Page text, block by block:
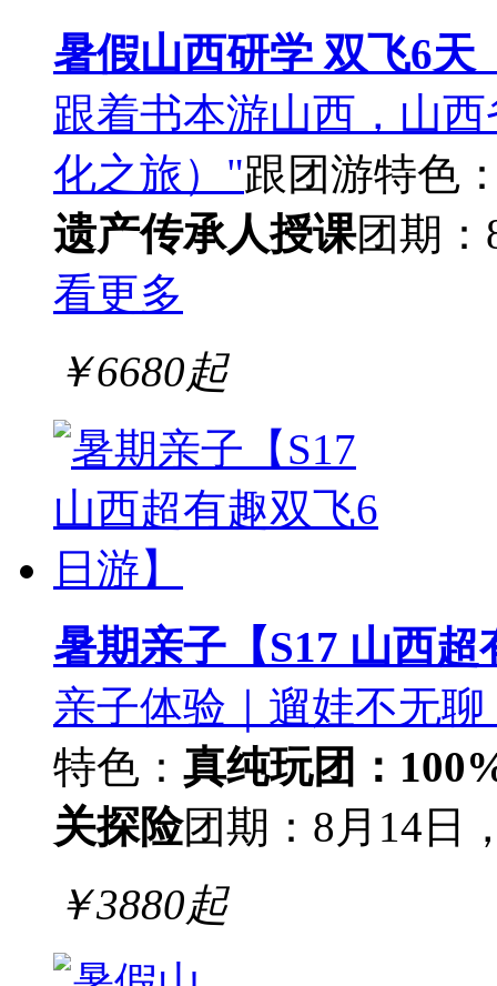
暑假山西研学 双飞6天
跟着书本游山西，山
化之旅）"跟团游特色
遗产传承人授课团期：
看更多
￥6680起
暑期亲子【S17 山西
亲子体验｜遛娃不无
特色： 真纯玩团：
关探险团期：8月14日
￥3880起